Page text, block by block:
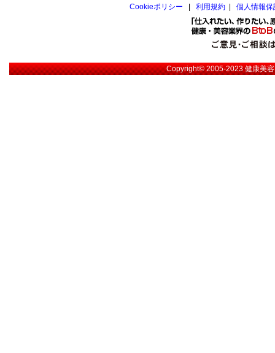
Cookieポリシー
利用規約 個人情報
Copyright© 2005-2023健康美